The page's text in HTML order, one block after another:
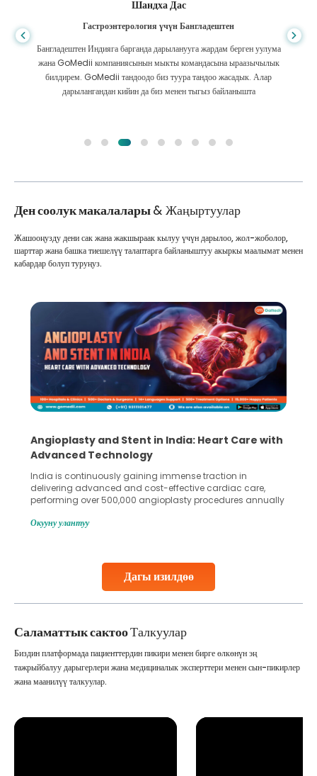
Шандха Дас
Гастроэнтерология үчүн Бангладештен
Бангладештен Индияга барганда дарыланууга жардам берген уулума
жана GoMedii компаниясынын мыкты командасына ыраазычылык
билдирем. GoMedii тандоодо биз туура тандоо жасадык. Алар
дарылангандан кийин да биз менен тыгыз байланышта
Ден соолук макалалары& Жаңыртуулар
Дагы изилдөө
Жашооңузду дени сак жана жакшыраак кылуу үчүн дарылоо, жол-жоболор,
шарттар жана башка тиешелүү талаптарга байланыштуу акыркы маалымат менен
кабардар болуп туруңуз.
Angioplasty and Stent in India: Heart Care with
Advanced Technology
India is continuously gaining immense traction in
delivering advanced and cost-effective cardiac care,
performing over 500,000 angioplasty procedures annually
globe are searching for treatments like angioplasty and
Studies, such as one published
Окууну улантуу
Саламаттык сактооТалкуулар
Биздин платформада пациенттердин пикири менен бирге өлкөнүн эң
тажрыйбалуу дарыгерлери жана медициналык эксперттери менен сын-пикирлер
жана маанилүү талкуулар.